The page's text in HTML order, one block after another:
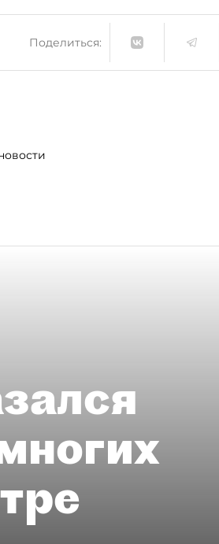
Поделиться: